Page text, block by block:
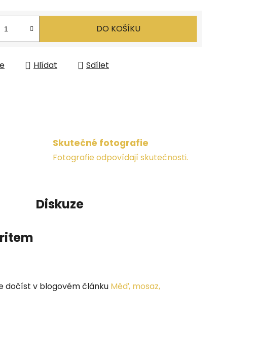
DO KOŠÍKU
Hlídat Sdílet
Skutečné fotografie
Fotografie odpovídají skutečnosti.
Diskuze
dočíst v blogovém článku Měď, mosaz,